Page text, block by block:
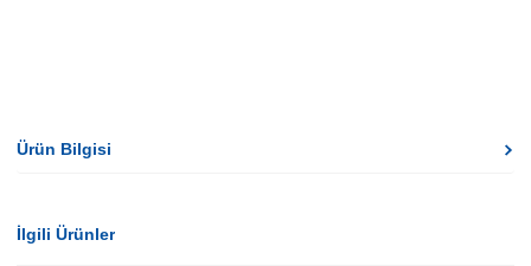
Ürün Bilgisi
İlgili Ürünler